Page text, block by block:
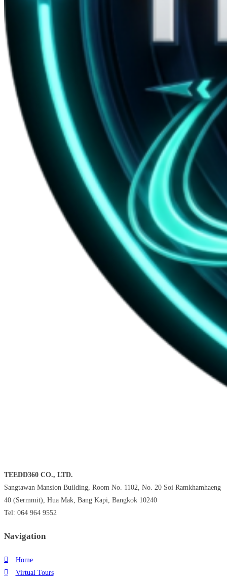
TEEDD360 CO., LTD.
Sangtawan Mansion Building, Room No. 1102, No. 20 Soi Ramkhamhaeng
40 (Sermmit), Hua Mak, Bang Kapi, Bangkok 10240
Tel: 064 964 9552
Navigation
Home
Virtual Tours